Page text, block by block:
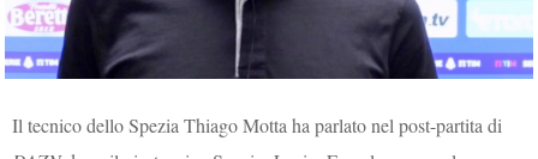
Il tecnico dello Spezia Thiago Motta ha parlato nel post-partita di